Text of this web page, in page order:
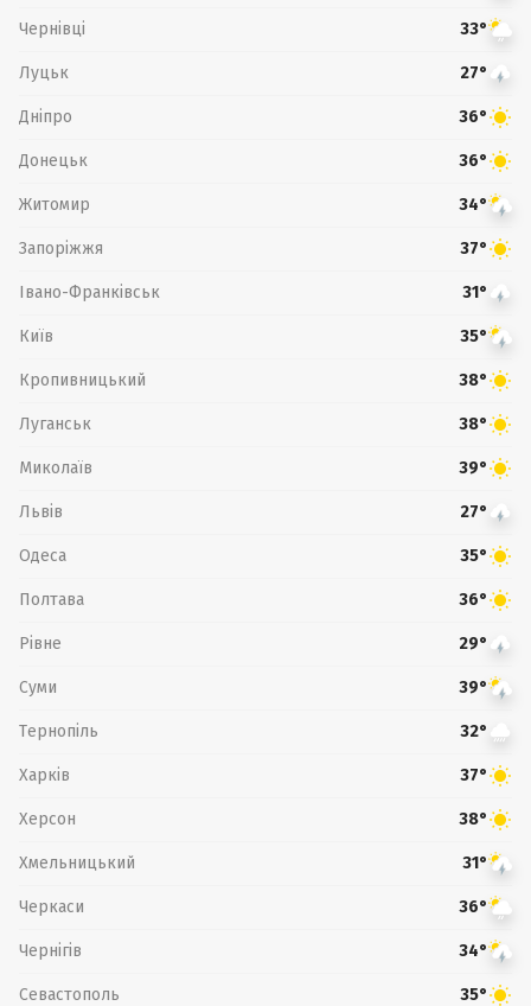
Чернівці 33°
Луцьк 27°
Дніпро 36°
Донецьк 36°
Житомир 34°
Запоріжжя 37°
Івано-Франківськ 31°
Київ 35°
Кропивницький 38°
Луганськ 38°
Миколаїв 39°
Львів 27°
Одеса 35°
Полтава 36°
Рівне 29°
Суми 39°
Тернопіль 32°
Харків 37°
Херсон 38°
Хмельницький 31°
Черкаси 36°
Чернігів 34°
Севастополь 35°